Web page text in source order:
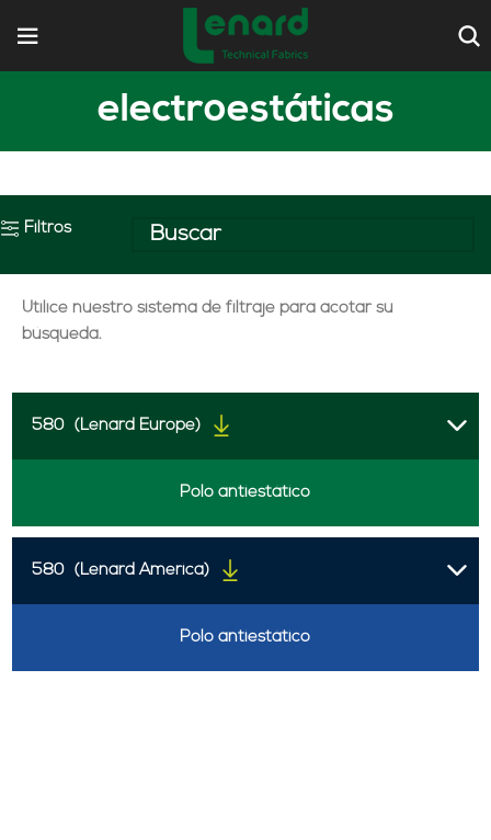
electroestáticas
Filtros
Utilice nuestro sistema de filtraje para acotar su
búsqueda.
580 (Lenard Europe)
Polo antiestático
580 (Lenard America)
Polo antiestático